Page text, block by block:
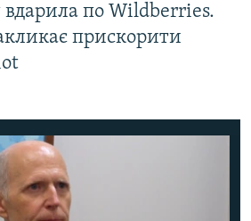
вдарила по Wildberries.
прискорити